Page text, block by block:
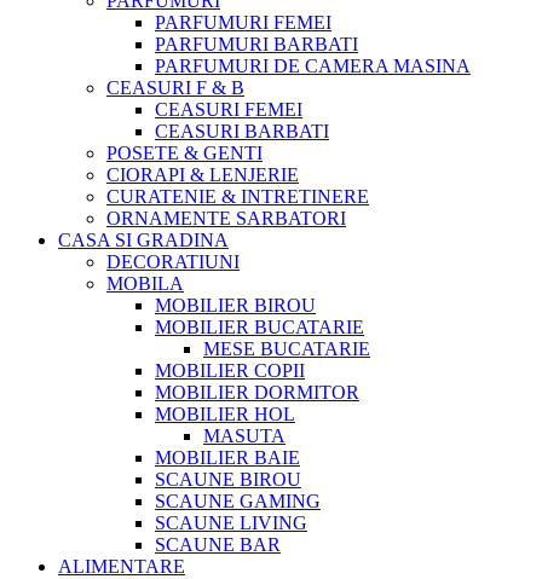
PARFUMURI FEMEI
PARFUMURI BARBATI
PARFUMURI DE CAMERA MASINA
CEASURI F & B
CEASURI FEMEI
CEASURI BARBATI
POSETE & GENTI
CIORAPI & LENJERIE
CURATENIE & INTRETINERE
ORNAMENTE SARBATORI
CASA SI GRADINA
DECORATIUNI
MOBILA
MOBILIER BIROU
MOBILIER BUCATARIE
MESE BUCATARIE
MOBILIER COPII
MOBILIER DORMITOR
MOBILIER HOL
MASUTA
MOBILIER BAIE
SCAUNE BIROU
SCAUNE GAMING
SCAUNE LIVING
SCAUNE BAR
ALIMENTARE